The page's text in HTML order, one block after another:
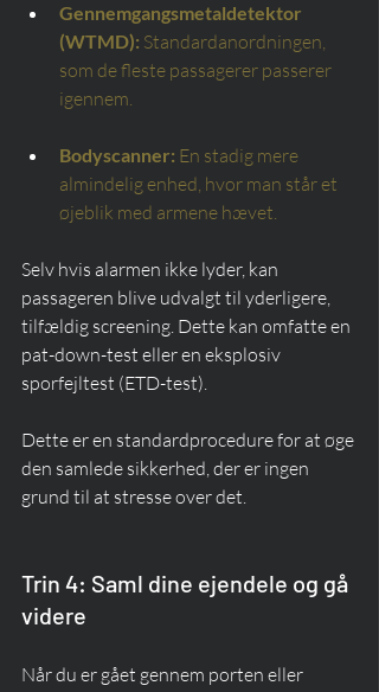
Gennemgangsmetaldetektor
(WTMD): Standardanordningen,
som de fleste passagerer passerer
igennem.
Bodyscanner: En stadig mere
almindelig enhed, hvor man står et
øjeblik med armene hævet.
Selv hvis alarmen ikke lyder, kan
passageren blive udvalgt til yderligere,
tilfældig screening. Dette kan omfatte en
pat-down-test eller en eksplosiv
sporfejltest (ETD-test).
Dette er en standardprocedure for at øge
den samlede sikkerhed, der er ingen
grund til at stresse over det.
Trin 4: Saml dine ejendele og gå
videre
Når du er gået gennem porten eller